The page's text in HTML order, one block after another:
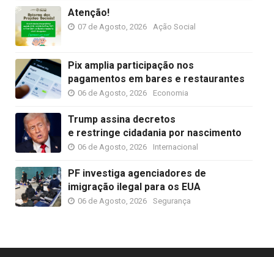
Atenção!
07 de Agosto, 2026 Ação Social
Pix amplia participação nos
pagamentos em bares e restaurantes
06 de Agosto, 2026 Economia
Trump assina decretos
e restringe cidadania por nascimento
06 de Agosto, 2026 Internacional
PF investiga agenciadores de
imigração ilegal para os EUA
06 de Agosto, 2026 Segurança